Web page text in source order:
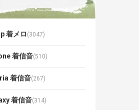
着メロ (3047)
着信音(510)
着信音(267)
着信音(314)